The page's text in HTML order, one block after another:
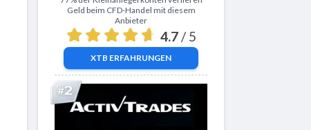
Geld beim CFD-Handel mit diesem
Anbieter
4.7 / 5
XTB ERFAHRUNGEN